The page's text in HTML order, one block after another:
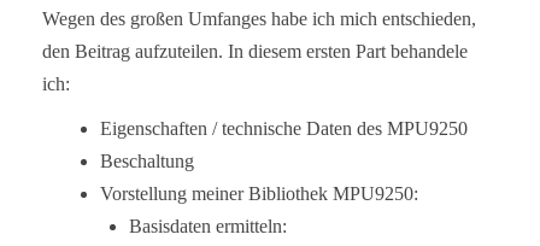
Wegen des großen Umfanges habe ich mich entschieden,
den Beitrag aufzuteilen. In diesem ersten Part behandele
ich:
Eigenschaften / technische Daten des MPU9250
Beschaltung
Vorstellung meiner Bibliothek MPU9250:
Basisdaten ermitteln: